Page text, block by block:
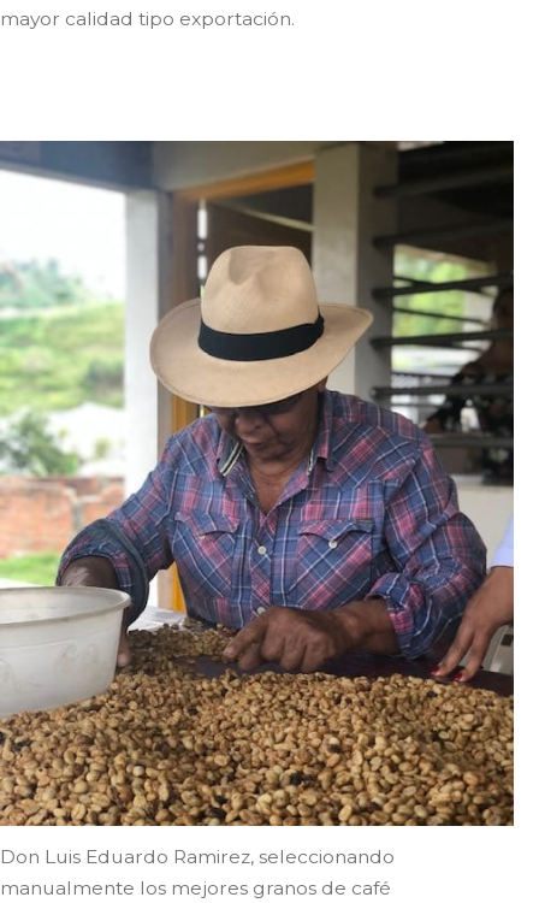
mayor calidad tipo exportación.
Don Luis Eduardo Ramirez, seleccionando
manualmente los mejores granos de café